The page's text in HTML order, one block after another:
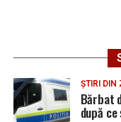
Teiuș:
Candidat Voturi
ȘTIRI DIN
Bărbat
după